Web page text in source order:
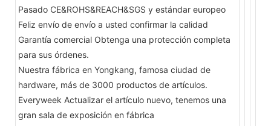
Pasado CE&ROHS&REACH&SGS y estándar europeo
Feliz envío de envío a usted confirmar la calidad
Garantía comercial Obtenga una protección completa
para sus órdenes.
Nuestra fábrica en Yongkang, famosa ciudad de
hardware, más de 3000 productos de artículos.
Everyweek Actualizar el artículo nuevo, tenemos una
gran sala de exposición en fábrica